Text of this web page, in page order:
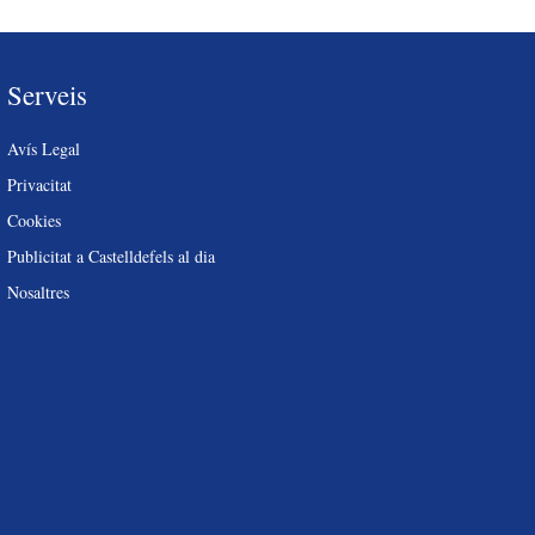
Serveis
Avís Legal
Privacitat
Cookies
Publicitat a Castelldefels al dia
Nosaltres